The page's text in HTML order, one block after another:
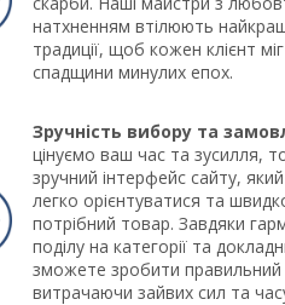
натхненням втілюють
традиції, щоб кожен клієнт
спадщини минулих епох.
Зручність вибору та
цінуємо ваш час та зусилля,
зручний інтерфейс сайту,
легко орієнтуватися та
потрібний товар. Завдяки
поділу на категорії та
зможете зробити правильний
витрачаючи зайвих сил та